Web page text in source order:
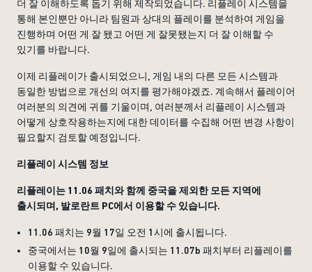
더 잘 이해하도록 돕기 위해 제작되었습니다. 리플레이 시스템을
통해 본인뿐만 아니라 팀원과 상대의 플레이를 분석하여 게임을
진행하며 어떤 게 잘 됐고 어떤 게 잘못됐는지 더 잘 이해할 수
있기를 바랍니다.
이제 리플레이가 출시되었으니, 게임 내의 다른 모든 시스템과
동일한 방법으로 개선의 여지를 평가해야겠죠. 계속해서 플레이어
여러분의 의견에 귀를 기울이며, 여러분께서 리플레이 시스템과
어떻게 상호작용하는지에 대한 데이터를 수집해 어떤 변경 사항이
필요할지 검토할 예정입니다.
리플레이 시스템 정보
리플레이는 11.06 패치와 함께 중국을 제외한 모든 지역에
출시되며, 발로란트 PC에서 이용할 수 있습니다.
11.06 패치는 9월 17일 오전 1시에 출시됩니다.
중국에서는 10월 9일에 출시되는 11.07b 패치부터 리플레이를
이용할 수 있습니다.